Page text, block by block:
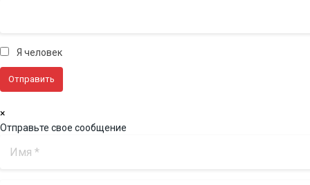
Я человек
×
Отправьте свое сообщение